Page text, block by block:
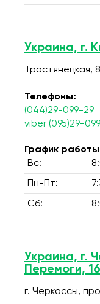
Украина, г.
Тростянецкая,
Телефоны:
(044)29-099-29
viber (095)29-
График
Вс:
Пн-Пт:
Сб:
Украина, г.
Перемоги, 16
г. Черкассы,